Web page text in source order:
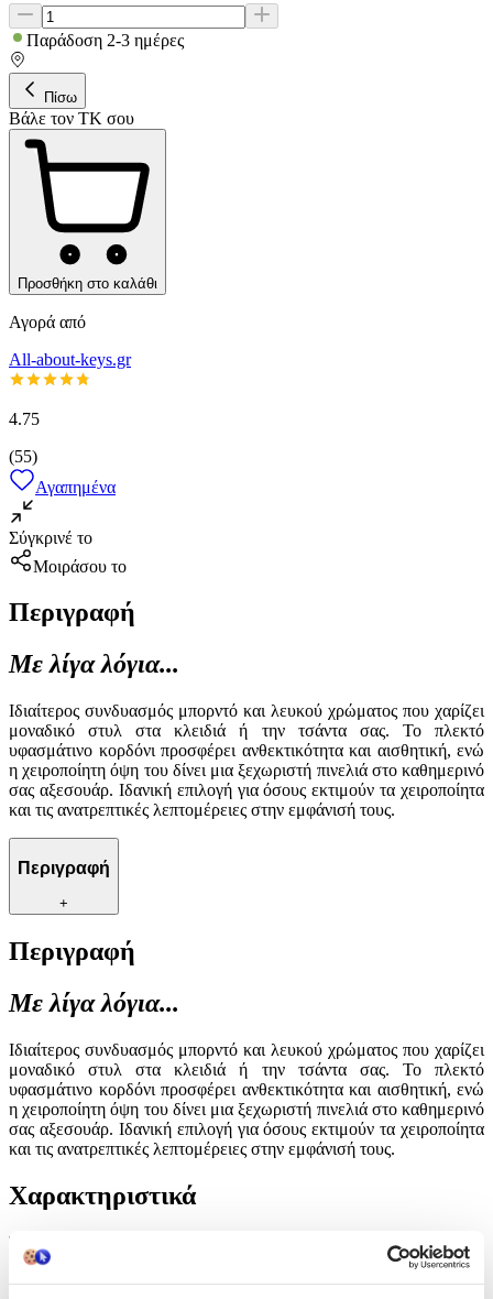
Παράδοση 2-3 ημέρες
Πίσω
Βάλε τον ΤΚ σου
Προσθήκη στο καλάθι
Αγορά από
All-about-keys.gr
4.75
(55)
Αγαπημένα
Σύγκρινέ το
Μοιράσου το
Περιγραφή
Με λίγα λόγια...
Ιδιαίτερος συνδυασμός μπορντό και λευκού χρώματος που χαρίζει
μοναδικό στυλ στα κλειδιά ή την τσάντα σας. Το πλεκτό
υφασμάτινο κορδόνι προσφέρει ανθεκτικότητα και αισθητική, ενώ
η χειροποίητη όψη του δίνει μια ξεχωριστή πινελιά στο καθημερινό
σας αξεσουάρ. Ιδανική επιλογή για όσους εκτιμούν τα χειροποίητα
και τις ανατρεπτικές λεπτομέρειες στην εμφάνισή τους.
Περιγραφή
+
Περιγραφή
Με λίγα λόγια...
Ιδιαίτερος συνδυασμός μπορντό και λευκού χρώματος που χαρίζει
μοναδικό στυλ στα κλειδιά ή την τσάντα σας. Το πλεκτό
υφασμάτινο κορδόνι προσφέρει ανθεκτικότητα και αισθητική, ενώ
η χειροποίητη όψη του δίνει μια ξεχωριστή πινελιά στο καθημερινό
σας αξεσουάρ. Ιδανική επιλογή για όσους εκτιμούν τα χειροποίητα
και τις ανατρεπτικές λεπτομέρειες στην εμφάνισή τους.
Χαρακτηριστικά
Τύπος
Μπρελόκ